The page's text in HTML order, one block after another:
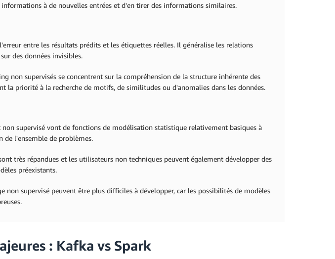
à de nouvelles entrées et d'en tirer des informations similaires.
entre les résultats prédits et les étiquettes réelles. Il généralise les relations
des données invisibles.
non supervisés se concentrent sur la compréhension de la structure inhérente des
la priorité à la recherche de motifs, de similitudes ou d'anomalies dans les données.
non supervisé vont de fonctions de modélisation statistique relativement basiques à
de l'ensemble de problèmes.
très répandues et les utilisateurs non techniques peuvent également développer des
préexistants.
non supervisé peuvent être plus difficiles à développer, car les possibilités de modèles
: Kafka vs Spark